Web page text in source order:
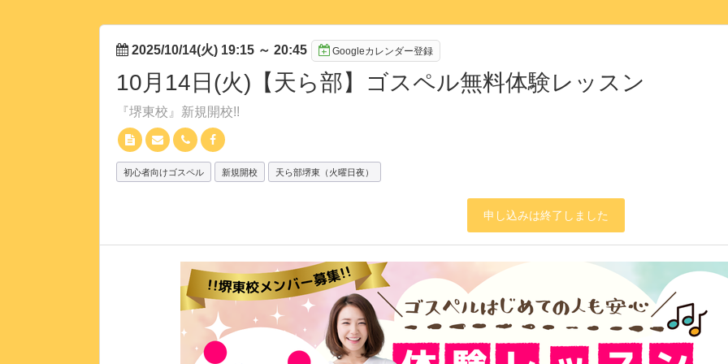
2025/10/14(火) 19:15 ～ 20:45 Googleカレンダー登録
10月14日(火)【天ら部】ゴスペル無料体験レッスン
『堺東校』新規開校!!
初心者向けゴスペル 新規開校 天ら部堺東（火曜日夜）
申し込みは終了しました